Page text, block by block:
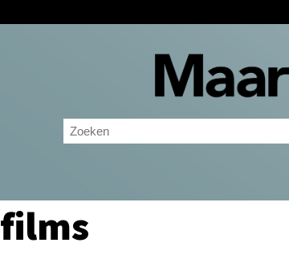
films